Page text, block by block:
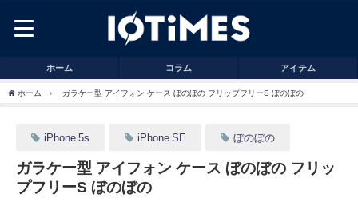
ホーム コラム アイテム
ホーム ガラケー型 アイフォン ケース ぼのぼの フリップフリーS ぼのぼの
iPhone 5s iPhone SE ぼのぼの
ガラケー型 アイフォン ケース ぼのぼの フリッ
プフリーS ぼのぼの